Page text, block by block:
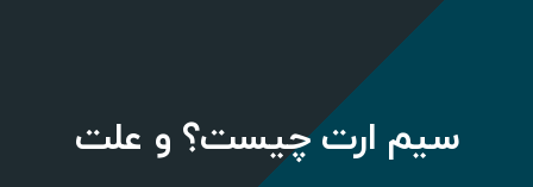
سیم ارت چیست؟ و علت